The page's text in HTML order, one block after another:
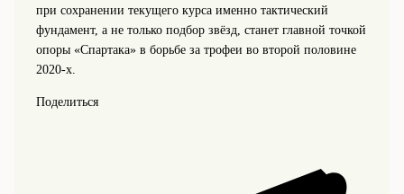
при сохранении текущего курса именно тактический
фундамент, а не только подбор звёзд, станет главной точкой
опоры «Спартака» в борьбе за трофеи во второй половине
2020‑х.
Поделиться